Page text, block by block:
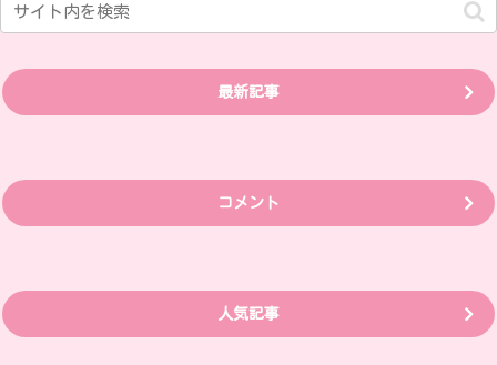
最新記事
コメント
人気記事